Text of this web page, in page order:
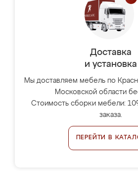
Доставка
и установка
Мы доставляем мебель по
Московской области
Стоимость сборки мебели:
заказа.
ПЕРЕЙТИ В